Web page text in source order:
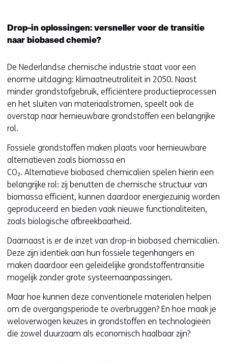
Drop-in oplossingen: versneller voor de transitie
naar biobased chemie?
De Nederlandse chemische industrie staat voor een
enorme uitdaging: klimaatneutraliteit in 2050. Naast
minder grondstofgebruik, efficiëntere productieprocessen
en het sluiten van materiaalstromen, speelt ook de
overstap naar hernieuwbare grondstoffen een belangrijke
rol.
Fossiele grondstoffen maken plaats voor hernieuwbare
alternatieven zoals biomassa en
CO₂. Alternatieve biobased chemicaliën spelen hierin een
belangrijke rol: zij benutten de chemische structuur van
biomassa efficiënt, kunnen daardoor energiezuinig worden
geproduceerd en bieden vaak nieuwe functionaliteiten,
zoals biologische afbreekbaarheid.
Daarnaast is er de inzet van drop-in biobased chemicaliën.
Deze zijn identiek aan hun fossiele tegenhangers en
maken daardoor een geleidelijke grondstoffentransitie
mogelijk zonder grote systeemaanpassingen.
Maar hoe kunnen deze conventionele materialen helpen
om de overgangsperiode te overbruggen? En hoe maak je
weloverwogen keuzes in grondstoffen en technologieën
die zowel duurzaam als economisch haalbaar zijn?